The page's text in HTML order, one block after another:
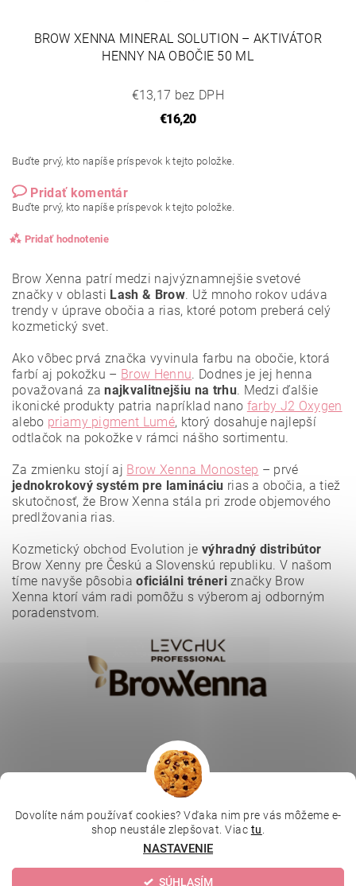
BROW XENNA MINERAL SOLUTION – AKTIVÁTOR
HENNY NA OBOČIE 50 ML
€13,17 bez DPH
€16,20
Buďte prvý, kto napíše príspevok k tejto položke.
Pridať komentár
Buďte prvý, kto napíše príspevok k tejto položke.
Pridať hodnotenie
Vložením hodnotenie súhlasíte spodmienkami ochrany
osobných údajov.
Brow Xenna patrí medzi najvýznamnejšie svetové
značky v oblasti Lash & Brow. Už mnoho rokov udáva
trendy v úprave obočia a rias, ktoré potom preberá celý
kozmetický svet.
Ako vôbec prvá značka vyvinula farbu na obočie, ktorá
farbí aj pokožku – Brow Hennu. Dodnes je jej henna
považovaná zanajkvalitnejšiu na trhu. Medzi ďalšie
ikonické produkty patria napríklad nano farby J2 Oxygen
alebo priamy pigment Lumé, ktorý dosahuje najlepší
odtlačok na pokožke v rámci nášho sortimentu.
Za zmienku stojí aj Brow Xenna Monostep – prvé
jednokrokový systém pre lamináciu rias a obočia, a tiež
skutočnosť, že Brow Xenna stála pri zrode objemového
predlžovania rias.
Kozmetický obchod Evolution je výhradný distribútor
Brow Xenny pre Českú a Slovenskú republiku. V našom
tíme navyše pôsobiaoficiálni tréneriznačky Brow
Xenna ktorí vám radi pomôžu s výberom aj odborným
poradenstvom.
Depilujeme.cz | Kosmetická škola | Online kosmetické kurzy |
MikroArt | Ella Baché
Dovolíte nám používať cookies? Vďaka nim pre vás môžeme e-
shop neustále zlepšovat. Viac tu
NASTAVENIE
SÚHLASÍM